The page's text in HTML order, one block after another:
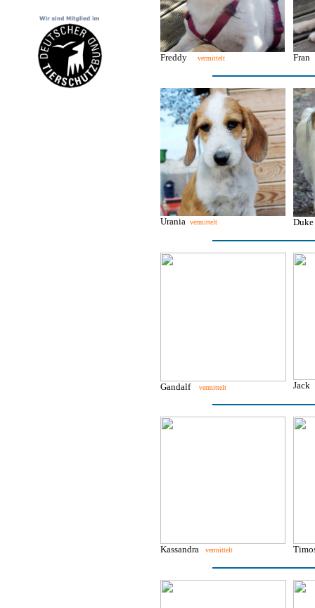
Freddy vermittelt
Urania vermittelt
Gandalf vermittelt
Kassandra vermittelt